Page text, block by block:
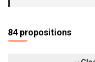
84 propositions